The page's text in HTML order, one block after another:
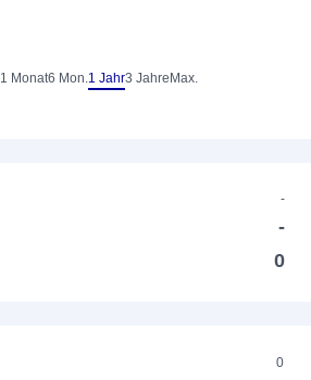
1 Monat6 Mon.1 Jahr3 Jahre Max.
-
-
0
0